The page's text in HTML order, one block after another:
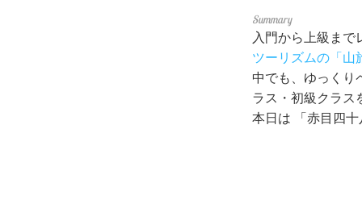
入門から上級ま
ツーリズムの「山
中でも、ゆっくり
ラス・初級クラス
本日は 「赤目四